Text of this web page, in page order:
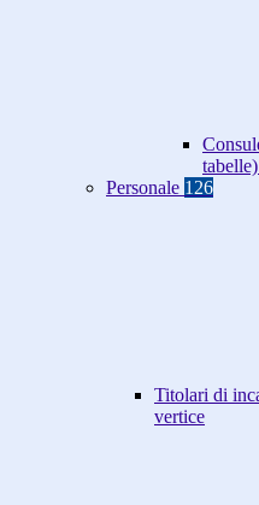
tabelle)
Personale 126
Titolari di
vertice